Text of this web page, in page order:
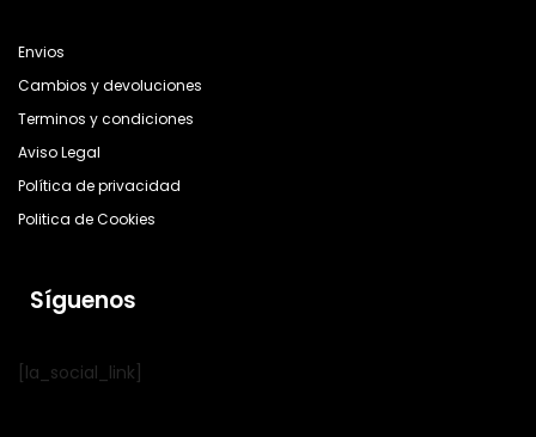
Envios
Cambios y devoluciones
Terminos y condiciones
Aviso Legal
Política de privacidad
Politica de Cookies
Síguenos
[la_social_link]